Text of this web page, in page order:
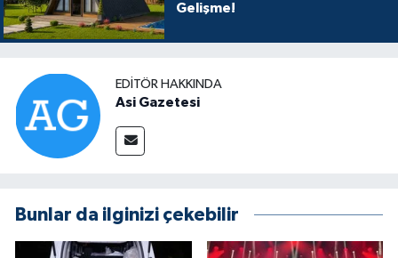
Gelişme!
EDITÖR HAKKINDA
Asi Gazetesi
Bunlar da ilginizi çekebilir